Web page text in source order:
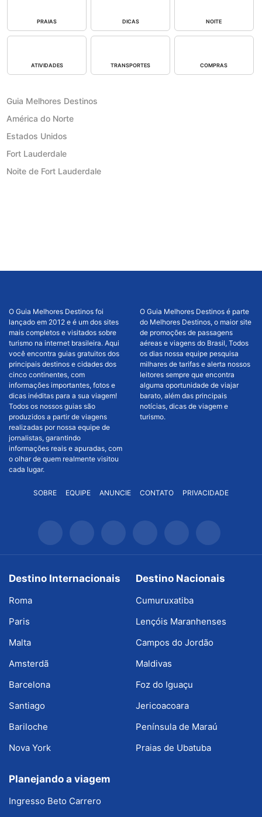
PRAIAS DICAS NOITE
ATIVIDADES TRANSPORTES COMPRAS
Guia Melhores Destinos
América do Norte
Estados Unidos
Fort Lauderdale
Noite de Fort Lauderdale
O Guia Melhores Destinos foi
lançado em 2012 e é um dos sites
mais completos e visitados sobre
turismo na internet brasileira. Aqui
você encontra guias gratuitos dos
principais destinos e cidades dos
cinco continentes, com
informações importantes, fotos e
dicas inéditas para a sua viagem!
Todos os nossos guias são
produzidos a partir de viagens
realizadas por nossa equipe de
jornalistas, garantindo
informações reais e apuradas, com
o olhar de quem realmente visitou
cada lugar.
O Guia Melhores Destinos é parte
do Melhores Destinos, o maior site
de promoções de passagens
aéreas e viagens do Brasil, Todos
os dias nossa equipe pesquisa
milhares de tarifas e alerta nossos
leitores sempre que encontra
alguma oportunidade de viajar
barato, além das principais
notícias, dicas de viagem e
turismo.
SOBRE EQUIPE ANUNCIE CONTATO PRIVACIDADE
Destino Internacionais
Roma
Paris
Malta
Amsterdã
Barcelona
Santiago
Bariloche
Nova York
Destino Nacionais
Cumuruxatiba
Lençóis Maranhenses
Campos do Jordão
Maldivas
Foz do Iguaçu
Jericoacoara
Península de Maraú
Praias de Ubatuba
Planejando a viagem
Ingresso Beto Carrero